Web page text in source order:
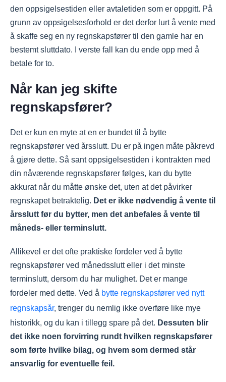
den oppsigelsestiden eller avtaletiden som er oppgitt. På
grunn av oppsigelsesforhold er det derfor lurt å vente med
å skaffe seg en ny regnskapsfører til den gamle har en
bestemt sluttdato. I verste fall kan du ende opp med å
betale for to.
Når kan jeg skifte
regnskapsfører?
Det er kun en myte at en er bundet til å bytte
regnskapsfører ved årsslutt. Du er på ingen måte påkrevd
å gjøre dette. Så sant oppsigelsestiden i kontrakten med
din nåværende regnskapsfører følges, kan du bytte
akkurat når du måtte ønske det, uten at det påvirker
regnskapet betraktelig. Det er ikke nødvendig å vente til
årsslutt før du bytter, men det anbefales å vente til
måneds- eller terminslutt.
Allikevel er det ofte praktiske fordeler ved å bytte
regnskapsfører ved månedsslutt eller i det minste
terminslutt, dersom du har mulighet. Det er mange
fordeler med dette. Ved å bytte regnskapsfører ved nytt
regnskapsår, trenger du nemlig ikke overføre like mye
historikk, og du kan i tillegg spare på det. Dessuten blir
det ikke noen forvirring rundt hvilken regnskapsfører
som førte hvilke bilag, og hvem som dermed står
ansvarlig for eventuelle feil.